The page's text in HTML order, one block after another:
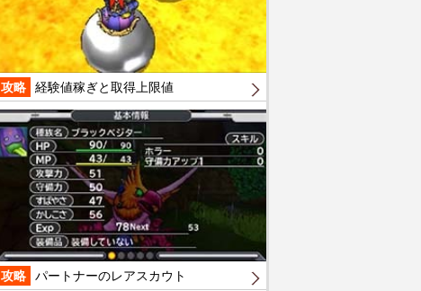
攻略 経験値稼ぎと取得上限値
攻略 パートナーのレアスカウト